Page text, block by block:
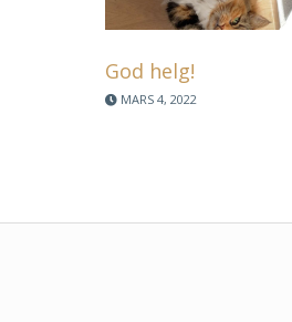
God helg!
MARS 4, 2022